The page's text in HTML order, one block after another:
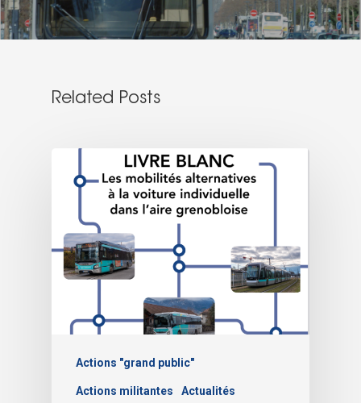
Related Posts
Actions "grand public"
Actions militantes
Actualités